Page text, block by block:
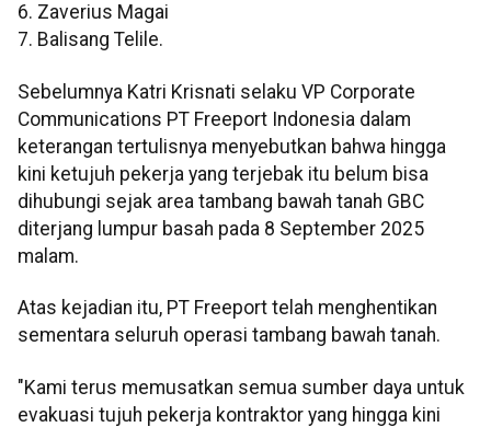
6. Zaverius Magai
7. Balisang Telile.
Sebelumnya Katri Krisnati selaku VP Corporate
Communications PT Freeport Indonesia dalam
keterangan tertulisnya menyebutkan bahwa hingga
kini ketujuh pekerja yang terjebak itu belum bisa
dihubungi sejak area tambang bawah tanah GBC
diterjang lumpur basah pada 8 September 2025
malam.
Atas kejadian itu, PT Freeport telah menghentikan
sementara seluruh operasi tambang bawah tanah.
"Kami terus memusatkan semua sumber daya untuk
evakuasi tujuh pekerja kontraktor yang hingga kini